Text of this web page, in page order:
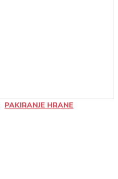
PAKIRANJE HRANE